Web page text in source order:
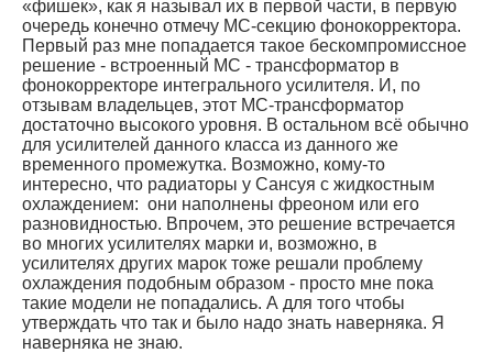
«фишек», как я называл их в первой части, в первую
очередь конечно отмечу МС-секцию фонокорректора.
Первый раз мне попадается такое бескомпромиссное
решение - встроенный МС - трансформатор в
фонокорректоре интегрального усилителя. И, по
отзывам владельцев, этот МС-трансформатор
достаточно высокого уровня. В остальном всё обычно
для усилителей данного класса из данного же
временного промежутка. Возможно, кому-то
интересно, что радиаторы у Сансуя с жидкостным
охлаждением: они наполнены фреоном или его
разновидностью. Впрочем, это решение встречается
во многих усилителях марки и, возможно, в
усилителях других марок тоже решали проблему
охлаждения подобным образом - просто мне пока
такие модели не попадались. А для того чтобы
утверждать что так и было надо знать наверняка. Я
наверняка не знаю.